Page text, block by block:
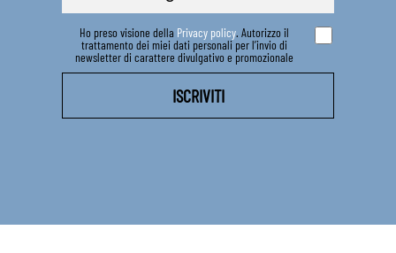
Ho preso visione della Privacy policy. Autorizzo il
trattamento dei miei dati personali per l’invio di
newsletter di carattere divulgativo e promozionale